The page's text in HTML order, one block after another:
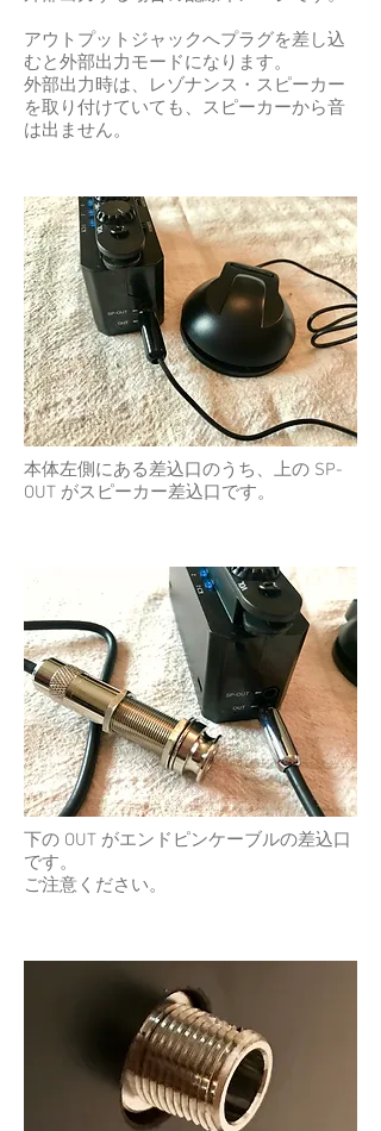
アウトプットジャックへプラグを差し込
むと外部出力モードになります。
外部出力時は、レゾナンス・スピーカー
を取り付けていても、スピーカーから音
は出ません。
本体左側にある差込口のうち、上の SP-
OUT がスピーカー差込口です。
下の OUT がエンドピンケーブルの差込口
です。
ご注意ください。